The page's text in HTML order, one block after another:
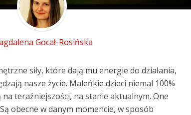
Gocał-Rosińska
siły, które dają mu energie do działania,
nasze życie. Maleńkie dzieci niemal 100%
teraźniejszości, na stanie aktualnym. One
obecne w danym momencie, w sposób